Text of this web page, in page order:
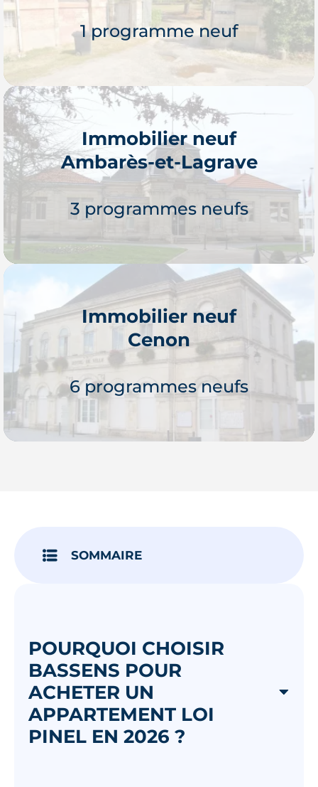
1 programme neuf
Je découvre
Immobilier neuf
Ambarès-et-Lagrave
3 programmes neufs
Je découvre
Immobilier neuf
Cenon
6 programmes neufs
SOMMAIRE
POURQUOI CHOISIR
BASSENS POUR
ACHETER UN
APPARTEMENT LOI
PINEL EN 2026 ?